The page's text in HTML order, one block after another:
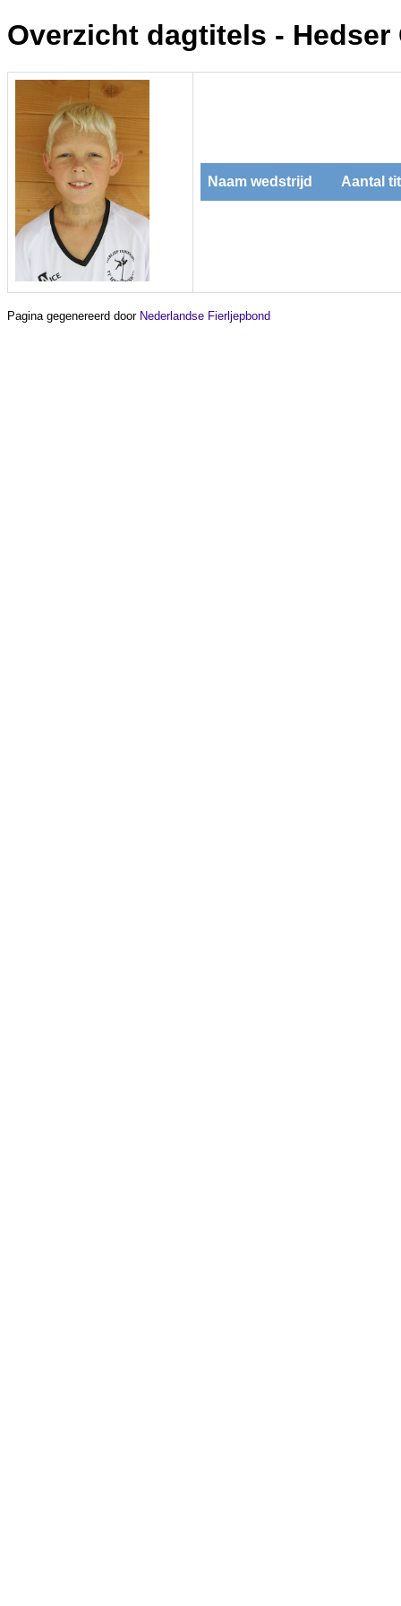
Overzicht dagtitels -
Naam wedstrijd Aantal
Pagina gegenereerd door Nederlandse Fierljepbond